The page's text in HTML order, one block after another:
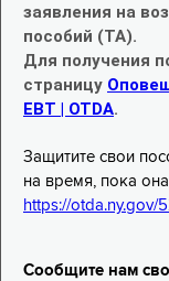
заявления на
пособий (TA).
Для получения
страницу
EBT | OTDA.
Защитите свои
на время, пока она
https://otda.ny.gov/
Сообщите нам